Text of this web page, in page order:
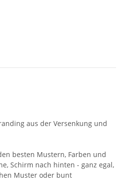
aus der Versenkung und
besten Mustern, Farben und
Schirm nach hinten - ganz egal,
Muster oder bunt